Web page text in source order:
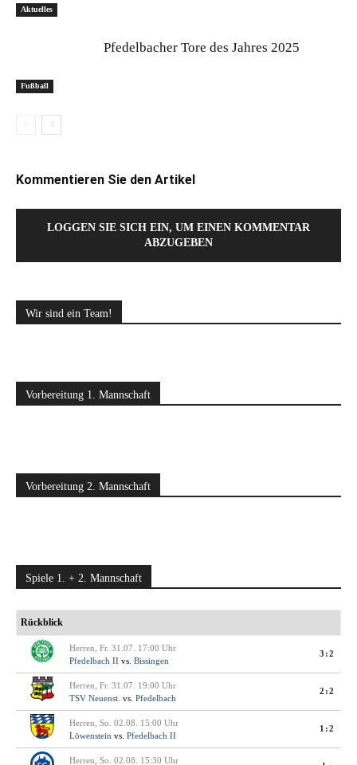
Aktuelles
Fußball
Pfedelbacher Tore des Jahres 2025
Kommentieren Sie den Artikel
LOGGEN SIE SICH EIN, UM EINEN KOMMENTAR
ABZUGEBEN
Wir sind ein Team!
Vorbereitung 1. Mannschaft
Vorbereitung 2. Mannschaft
Spiele 1. + 2. Mannschaft
Rückblick
Herren, Fr. 31.07. 17:00 Uhr
Pfedelbach II vs. Bissingen
3:2
Herren, Fr. 31.07. 19:00 Uhr
TSV Neuenst. vs. Pfedelbach
2:2
Herren, So. 02.08. 15:00 Uhr
Löwenstein vs. Pfedelbach II
1:2
Herren, So. 02.08. 15:30 Uhr